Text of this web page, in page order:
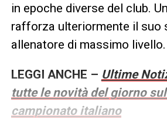
in epoche diverse del club.
rafforza ulteriormente il suo
allenatore di massimo livello.
LEGGI ANCHE – Ultime
tutte le novità del giorno
campionato italiano